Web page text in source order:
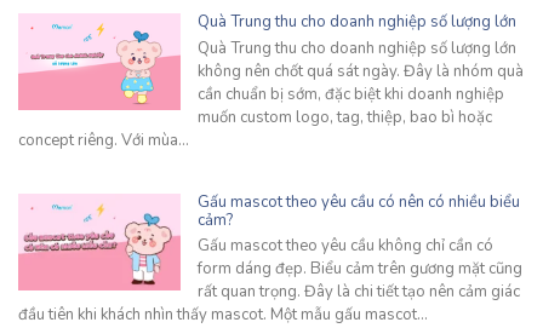
Quà Trung thu cho doanh nghiệp số lượng lớn
Quà Trung thu cho doanh nghiệp số lượng lớn
không nên chốt quá sát ngày. Đây là nhóm quà
cần chuẩn bị sớm, đặc biệt khi doanh nghiệp
muốn custom logo, tag, thiệp, bao bì hoặc
concept riêng. Với mùa…
Gấu mascot theo yêu cầu có nên có nhiều biểu
cảm?
Gấu mascot theo yêu cầu không chỉ cần có
form dáng đẹp. Biểu cảm trên gương mặt cũng
rất quan trọng. Đây là chi tiết tạo nên cảm giác
đầu tiên khi khách nhìn thấy mascot. Một mẫu gấu mascot…